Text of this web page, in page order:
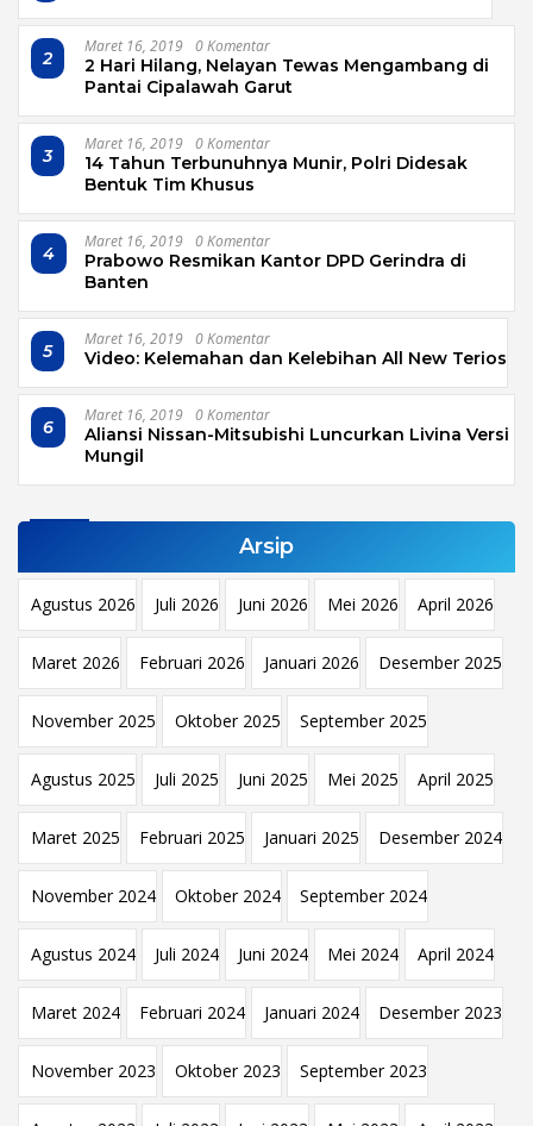
2
Maret 16, 2019 0 Komentar
2 Hari Hilang, Nelayan Tewas Mengambang di
Pantai Cipalawah Garut
3
Maret 16, 2019 0 Komentar
14 Tahun Terbunuhnya Munir, Polri Didesak
Bentuk Tim Khusus
4
Maret 16, 2019 0 Komentar
Prabowo Resmikan Kantor DPD Gerindra di
Banten
5
Maret 16, 2019 0 Komentar
Video: Kelemahan dan Kelebihan All New Terios
6
Maret 16, 2019 0 Komentar
Aliansi Nissan-Mitsubishi Luncurkan Livina Versi
Mungil
Arsip
Agustus 2026 Juli 2026 Juni 2026 Mei 2026 April 2026
Maret 2026 Februari 2026 Januari 2026 Desember 2025
November 2025 Oktober 2025 September 2025
Agustus 2025 Juli 2025 Juni 2025 Mei 2025 April 2025
Maret 2025 Februari 2025 Januari 2025 Desember 2024
November 2024 Oktober 2024 September 2024
Agustus 2024 Juli 2024 Juni 2024 Mei 2024 April 2024
Maret 2024 Februari 2024 Januari 2024 Desember 2023
November 2023 Oktober 2023 September 2023